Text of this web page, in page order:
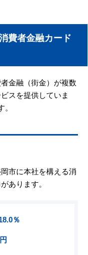
費者金融カード
金融（街金）が複数
スを提供していま
市に本社を構える消
あります。
％